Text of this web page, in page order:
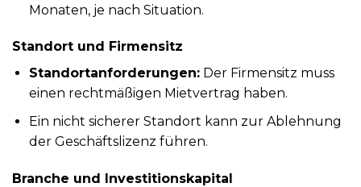
Monaten, je nach Situation.
Standort und Firmensitz
Standortanforderungen:Der Firmensitz muss
einen rechtmäßigen Mietvertrag haben.
Ein nicht sicherer Standort kann zur Ablehnung
der Geschäftslizenz führen.
Branche und Investitionskapital